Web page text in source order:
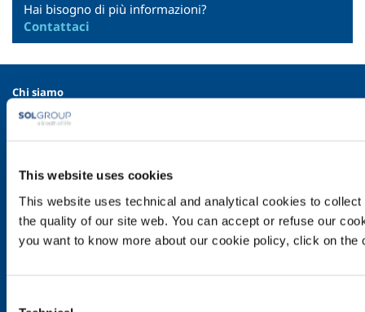
This website uses cookies
This website uses technical and analytical cookies to
the quality of our site web. You can accept or refuse our
you want to know more about our cookie policy, click on
Hai bisogno di più informazioni?
Contattaci
Chi siamo
Profilo aziendale
Sicurezza, ambiente e qualità
SOL per l'industria
Food & Beverage